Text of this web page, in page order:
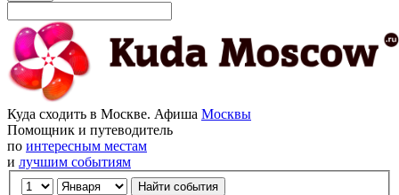
Куда сходить в Москве. Афиша Москвы
Помощник и путеводитель
по интересным местам
и лучшим событиям